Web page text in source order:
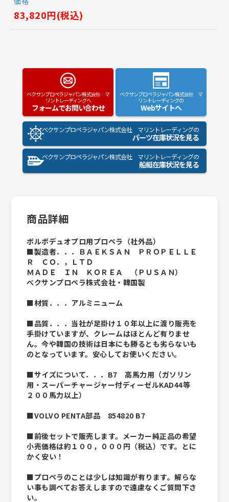
83,820円(税込)
ベクサンプロペラジャパン株式会社 マ
リントレーディングへ
フォームでお問い合わせ
ベクサンプロペラジャパン株式会社 マ
リントレーディングの
Webサイトへ
ベクサンプロペラジャパン株式会社 マリントレーディングの
パーツ在庫状況を見る
ベクサンプロペラジャパン株式会社 マリントレーディングの
船艇在庫状況を見る
商品詳細
ボルボデュオプロ用プロペラ（社外品）
■製造者．．．ＢＡＥＫＳＡＮ ＰＲＯＰＥＬＬＥ
Ｒ ＣＯ．，ＬＴＤ
ＭＡＤＥ ＩＮ ＫＯＲＥＡ （ＰＵＳＡＮ）
べクサンプロペラ株式会社・韓国製
■材質．．．アルミニューム
■品質．．．当社が足掛け１０年以上に渡り販売を
手掛けていますが、クレームはほとんど有りませ
ん。今や韓国の技術は日本にも勝るとも劣らないも
のとなっています。安心してお使いください。
■サイズについて．．．B7 高馬力用（ガソリン
用・スーパーチャージャー付ディーゼルKAD44等
２００馬力以上）
■VOLVO PENTA部品 854820 B7
■前後セットで販売します。メーカー純正品の希望
小売価格は約１００，０００円（税込）です。とに
かく安い！
■プロペラのことは少しは知識が有ります。解らな
い事も調べてお答えしますので遠慮なくご質問下さ
い。